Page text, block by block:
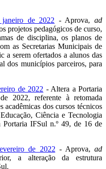
de 2022 - Aprova, ad
projetos pedagógicos de curso,
de disciplina, os planos de
as Secretarias Municipais de
a serem ofertados a alunos das
dos municípios parceiros, para
de 2022 - Altera a Portaria
2022, referente à retomada
acadêmicas dos cursos técnicos
Ciência e Tecnologia
Portaria IFSul n.º 49, de 16 de
de 2022 - Aprova, ad
a alteração da estrutura